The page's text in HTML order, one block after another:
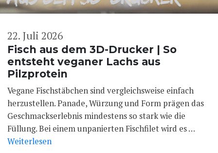
Fisch aus dem 3D-Drucker | So
entsteht veganer Lachs aus
Pilzprotein
22. Juli 2026
Vegane Fischstäbchen sind vergleichsweise einfach
herzustellen. Panade, Würzung und Form prägen das
Geschmackserlebnis mindestens so stark wie die
Füllung. Bei einem unpanierten Fischfilet wird es …
Weiterlesen